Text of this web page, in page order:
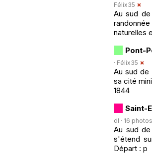
Félix35
Au sud
naturelles
Pont-
· Félix35
Au sud de
sa cité
1844
Saint-
dl · 16 photos
Au sud
s'étend
Départ : p